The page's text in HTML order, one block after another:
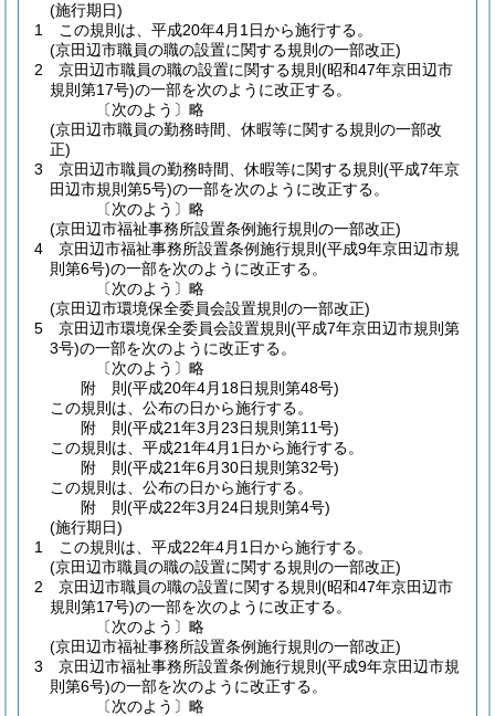
(施行期日)
1
この規則は、平成20年4月1日から施行する。
(京田辺市職員の職の設置に関する規則の一部改正)
2
京田辺市職員の職の設置に関する規則 (昭和47年京田辺市
規則第17号)の一部を次のように改正する。
〔次のよう〕略
(京田辺市職員の勤務時間、休暇等に関する規則の一部改
正)
3
京田辺市職員の勤務時間、休暇等に関する規則 (平成7年京
田辺市規則第5号)の一部を次のように改正する。
〔次のよう〕略
(京田辺市福祉事務所設置条例施行規則の一部改正)
4
京田辺市福祉事務所設置条例施行規則 (平成9年京田辺市規
則第6号)の一部を次のように改正する。
〔次のよう〕略
(京田辺市環境保全委員会設置規則の一部改正)
5
京田辺市環境保全委員会設置規則 (平成7年京田辺市規則第
3号)の一部を次のように改正する。
〔次のよう〕略
附 則(平成20年4月18日規則第48号)
この規則は、公布の日から施行する。
附 則(平成21年3月23日規則第11号)
この規則は、平成21年4月1日から施行する。
附 則(平成21年6月30日規則第32号)
この規則は、公布の日から施行する。
附 則(平成22年3月24日規則第4号)
(施行期日)
1
この規則は、平成22年4月1日から施行する。
(京田辺市職員の職の設置に関する規則の一部改正)
2
京田辺市職員の職の設置に関する規則 (昭和47年京田辺市
規則第17号)の一部を次のように改正する。
〔次のよう〕略
(京田辺市福祉事務所設置条例施行規則の一部改正)
3
京田辺市福祉事務所設置条例施行規則 (平成9年京田辺市規
則第6号)の一部を次のように改正する。
〔次のよう〕略